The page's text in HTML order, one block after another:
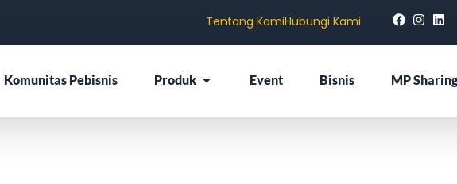
Tentang KamiHubungi Kami
Komunitas Pebisnis Produk Event Bisnis MP